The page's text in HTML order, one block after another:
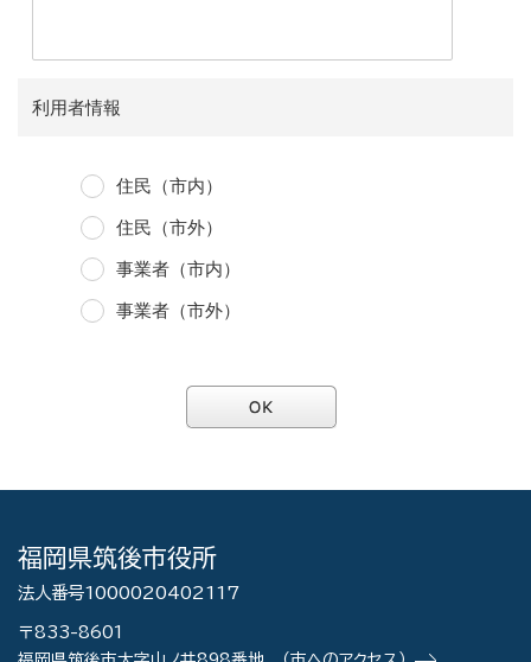
利用者情報
住民（市内）
住民（市外）
事業者（市内）
事業者（市外）
福岡県筑後市役所
法人番号1000020402117
〒833-8601